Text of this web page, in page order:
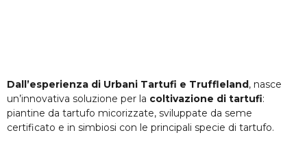
Dall’esperienza di Urbani Tartufi e Truffleland, nasce
un’innovativa soluzione per la coltivazione di tartufi:
piantine da tartufo micorizzate, sviluppate da seme
certificato e in simbiosi con le principali specie di tartufo.